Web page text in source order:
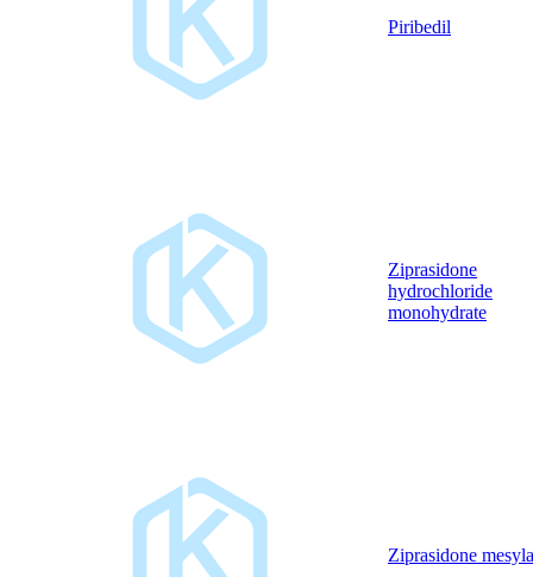
Piribedil
Ziprasidone
hydrochloride
monohydrate
Ziprasidone